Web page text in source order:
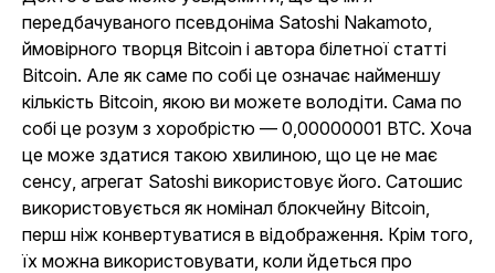
передбачуваного псевдоніма Satoshi Nakamoto,
ймовірного творця Bitcoin і автора білетної статті
Bitcoin. Але як саме по собі це означає найменшу
кількість Bitcoin, якою ви можете володіти. Сама по
собі це розум з хоробрістю — 0,00000001 BTC. Хоча
це може здатися такою хвилиною, що це не має
сенсу, агрегат Satoshi використовує його. Сатошис
використовується як номінал блокчейну Bitcoin,
перш ніж конвертуватися в відображення. Крім того,
їх можна використовувати, коли йдеться про